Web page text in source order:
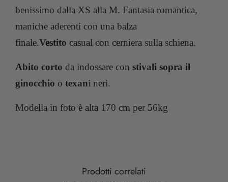
benissimo dalla XS alla M. Fantasia romantica,
maniche aderenti con una balza
finale.Vestito casual con cerniera sulla schiena.
Abito corto da indossare con stivali sopra il
ginocchio o texani neri.
Modella in foto è alta 170 cm per 56kg
Prodotti correlati